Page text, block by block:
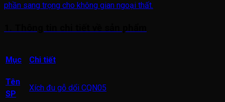
phần sang trọng cho không gian ngoại thất.
Mục Chi tiết
Tên
SP
Xích đu gỗ dổi CQN05